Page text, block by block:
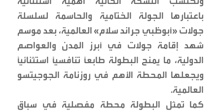
باعتبارها الجولة الختامية والحاسمة لسلسلة
جولات «أبوظبي جراند سلام» العالمية، بعد موسم
شهد إقامة جولات في أبرز المدن والعواصم
الدولية، ما يمنح البطولة طابعاً تنافسياً استثنائياً
ويجعلها المحطة الأهم في روزنامة الجوجيتسو
العالمية.
كما تمثل البطولة محطة مفصلية في سباق